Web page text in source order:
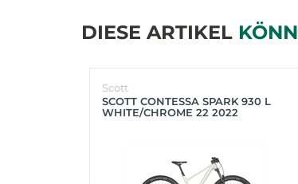
DIESE ARTIKEL
Scott
SCOTT CONTESSA SPARK 930 L
WHITE/CHROME 22 2022